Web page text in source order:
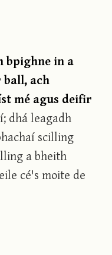
bpighne in a
ach
mé agus deifir
dhá leagadh
scilling
a bheith
cé's moite de